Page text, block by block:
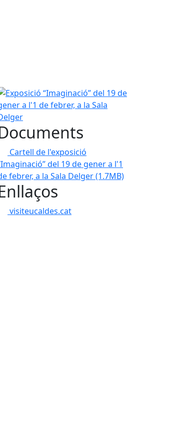
“Imaginació” del 19 de gener a l'1 de
Cartell de l'exposició
del 19 de gener a l'1
febrer, a la Sala Delger(1.7MB)
visiteucaldes.cat